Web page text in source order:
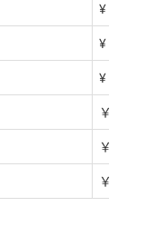
¥ 155
¥ 256
¥ 499
￥760
￥1200
￥2299